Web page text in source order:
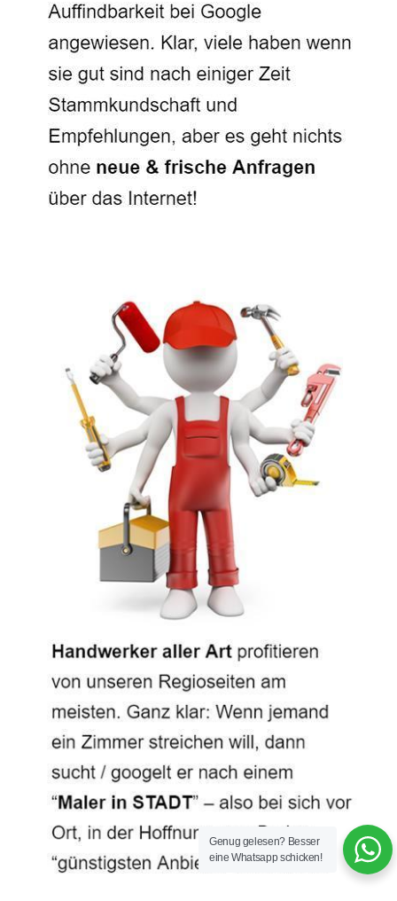
Genug gelesen? Besser
eine Whatsapp schicken!